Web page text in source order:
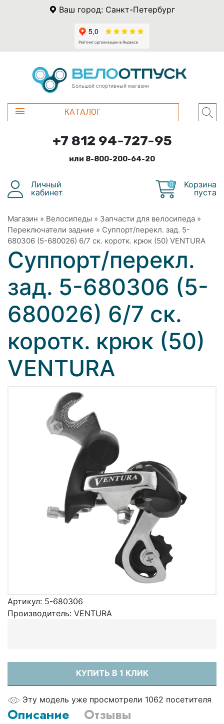
Ваш город: Санкт-Петербург
Большой спортивный магазин
КАТАЛОГ
+7 812 94-727-95
или 8-800-200-64-20
Личный
кабинет
0
Корзина
пуста
Магазин » Велосипеды » Запчасти для велосипеда »
Переключатели задние » Суппорт/перекл. зад. 5-
680306 (5-680026) 6/7 ск. коротк. крюк (50) VENTURA
Суппорт/перекл.
зад. 5-680306 (5-
680026) 6/7 ск.
коротк. крюк (50)
VENTURA
Артикул: 5-680306
Производитель: VENTURA
КУПИТЬ В 1 КЛИК
Эту модель уже просмотрели 1062 посетителя
Описание Отзывы